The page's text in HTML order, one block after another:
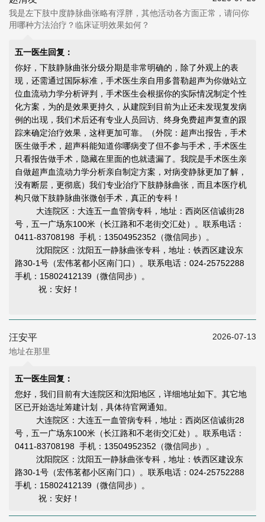
我是左下肢中度静脉曲张略有浮胖，其他活动各方面正常，请问你
用哪种方法治疗？临床证明效果如何？
五一医生回复：
你好，下肢静脉曲张分级分期是非常明确的，除了外观上的表
现，还需通过国际标准，手术医生亲自用多普勒超声为你做站立
位血流动力学分析评判，手术医生会根据你的实际情况制定个性
化方案，为的是效果更持久，从建院到目前为止还未发现复发病
例的出现，我们术后还有专业人员回访、终身免费超声复查的跟
踪来确定治疗效果，这样更加可靠。（外院：超声出报告，手术
医生做手术，超声科能知道你哪病变了但不参与手术，手术医生
只看报告做手术，隐藏在里面的也就遗漏了。我院是手术医生亲
自做超声血流动力学分析亲自制定方案，对病变静脉更加了解，
没有断层，更彻底）我们专业治疗下肢静脉曲张，而且本医疗机
构只做下肢静脉曲张微创手术，真正的专科！
大连院区：大连五一血管病专科，地址：西岗区信诚街28
号，五一广场东100米（长江路和不老街交汇处）。联系电话：
0411-83708198 手机：13504952352（微信同步）。
沈阳院区：沈阳五一静脉曲张专科，地址：铁西区建设东
路30-1号（宏伟茗都小区南门口）。联系电话：024-25752288
手机：15802412139（微信同步）。
祝：安好！
汪安平
2026-07-13
地址在那里
五一医生回复：
您好，我们目前有大连院区和沈阳地区，详细地址如下。其它地
区已开始选址筹建计划，具体待官网通知。
大连院区：大连五一血管病专科，地址：西岗区信诚街28
号，五一广场东100米（长江路和不老街交汇处）。联系电话：
0411-83708198 手机：13504952352（微信同步）。
沈阳院区：沈阳五一静脉曲张专科，地址：铁西区建设东
路30-1号（宏伟茗都小区南门口）。联系电话：024-25752288
手机：15802412139（微信同步）。
祝：安好！